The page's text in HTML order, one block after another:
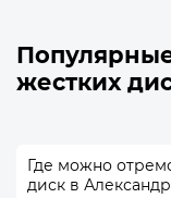
жестких
Где можно
диск в